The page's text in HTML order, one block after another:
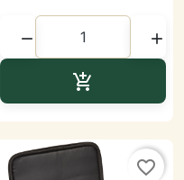
 

favorite_border